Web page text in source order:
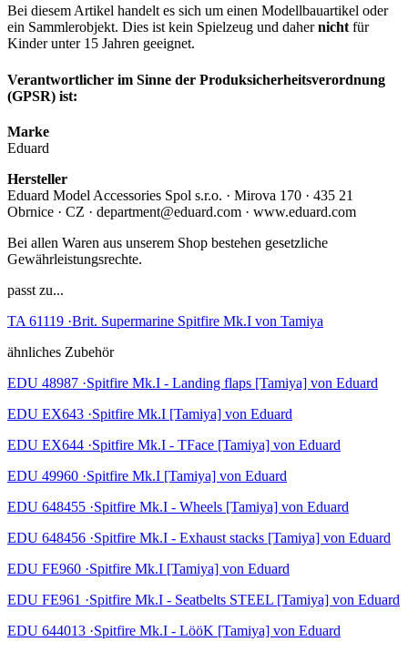
Bei diesem Artikel handelt es sich um einen Modellbauartikel oder
ein Sammlerobjekt. Dies ist kein Spielzeug und dahernicht für
Kinder unter 15 Jahren geeignet.
Verantwortlicher im Sinne der Produksicherheitsverordnung
(GPSR) ist:
Marke
Eduard
Hersteller
Eduard Model Accessories Spol s.r.o. · Mirova 170 · 435 21
Obrnice · CZ · department@eduard.com · www.eduard.com
Bei allen Waren aus unserem Shop bestehen gesetzliche
Gewährleistungsrechte.
passt zu...
TA 61119 ·Brit. Supermarine Spitfire Mk.I von Tamiya
ähnliches Zubehör
EDU 48987 ·Spitfire Mk.I - Landing flaps [Tamiya] von Eduard
EDU EX643 ·Spitfire Mk.I [Tamiya] von Eduard
EDU EX644 ·Spitfire Mk.I - TFace [Tamiya] von Eduard
EDU 49960 ·Spitfire Mk.I [Tamiya] von Eduard
EDU 648455 ·Spitfire Mk.I - Wheels [Tamiya] von Eduard
EDU 648456 ·Spitfire Mk.I - Exhaust stacks [Tamiya] von Eduard
EDU FE960 ·Spitfire Mk.I [Tamiya] von Eduard
EDU FE961 ·Spitfire Mk.I - Seatbelts STEEL [Tamiya] von Eduard
EDU 644013 ·Spitfire Mk.I - LööK [Tamiya] von Eduard